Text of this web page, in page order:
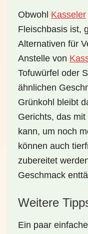
Obwohl Kasseler
Fleischbasis ist,
Alternativen für
Anstelle von
Tofuwürfel oder
ähnlichen
Grünkohl bleibt
Gerichts, das
kann, um noch
können auch
zubereitet
Geschmack
Weitere
Ein paar